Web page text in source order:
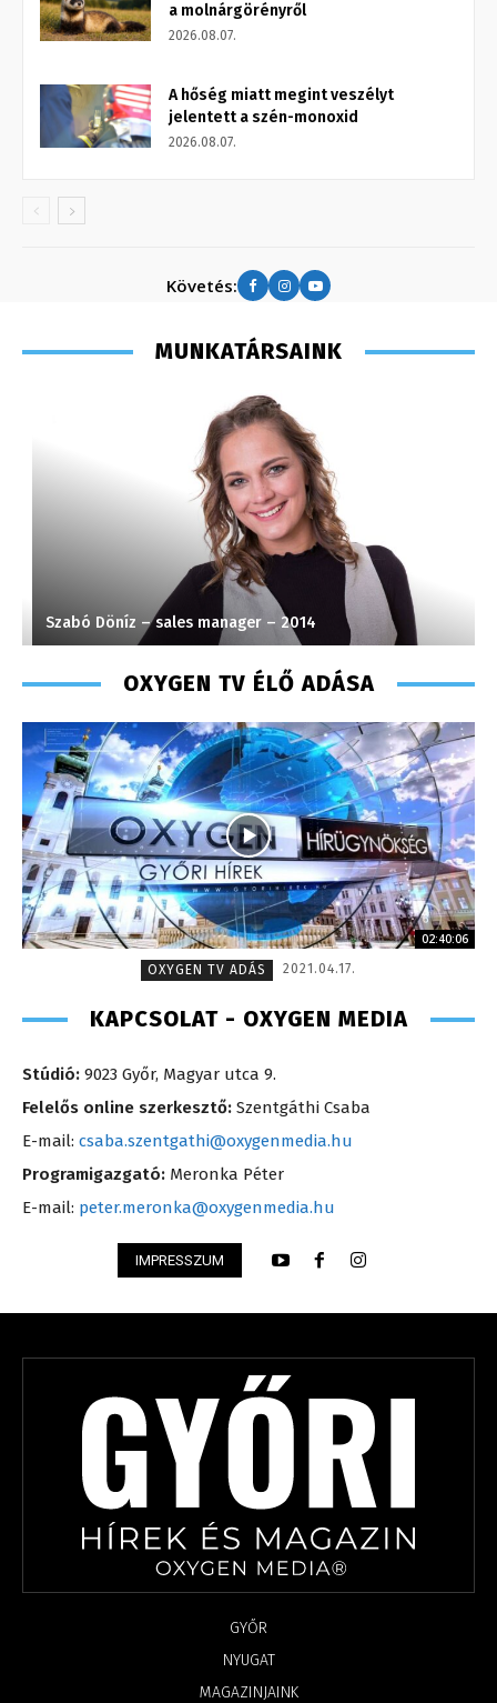
a molnárgörényről
2026.08.07.
A hőség miatt megint veszélyt
jelentett a szén-monoxid
2026.08.07.
Követés:
MUNKATÁRSAINK
Szabó Döníz – sales manager – 2014
OXYGEN TV ÉLŐ ADÁSA
02:40:06
OXYGEN TV ADÁS
2021.04.17.
KAPCSOLAT - OXYGEN MEDIA
Stúdió: 9023 Győr, Magyar utca 9.
Felelős online szerkesztő: Szentgáthi Csaba
E-mail: csaba.szentgathi@oxygenmedia.hu
Programigazgató: Meronka Péter
E-mail: peter.meronka@oxygenmedia.hu
IMPRESSZUM
GYŐR
NYUGAT
MAGAZINJAINK